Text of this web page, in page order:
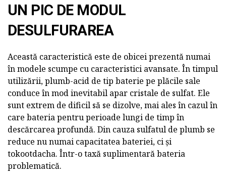
UN PIC DE MODUL
DESULFURAREA
Această caracteristică este de obicei prezentă numai
în modele scumpe cu caracteristici avansate. În timpul
utilizării, plumb-acid de tip baterie pe plăcile sale
conduce în mod inevitabil apar cristale de sulfat. Ele
sunt extrem de dificil să se dizolve, mai ales în cazul în
care bateria pentru perioade lungi de timp în
descărcarea profundă. Din cauza sulfatul de plumb se
reduce nu numai capacitatea bateriei, ci și
tokootdacha. Într-o taxă suplimentară bateria
problematică.